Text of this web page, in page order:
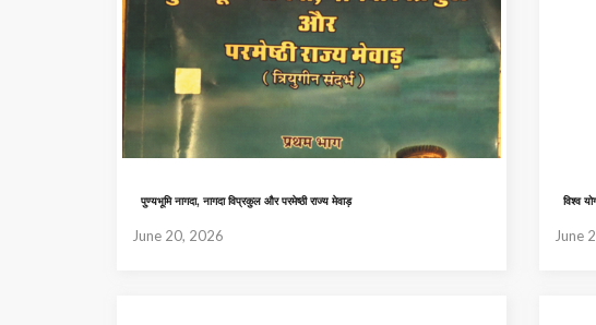
पुण्यभूमि नागदा, नागदा विप्रकुल और परमेष्ठी राज्य मेवाड़
June 20, 2026
विश्व
June